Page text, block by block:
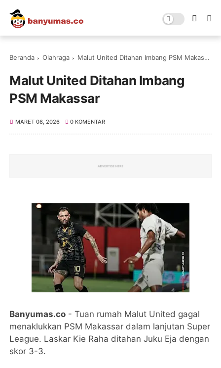
Beranda Olahraga Malut United Ditahan Imbang PSM Makassar
Malut United Ditahan Imbang
PSM Makassar
MARET 08, 2026 0 KOMENTAR
Banyumas.co - Tuan rumah Malut United gagal
menaklukkan PSM Makassar dalam lanjutan Super
League. Laskar Kie Raha ditahan Juku Eja dengan
skor 3-3.